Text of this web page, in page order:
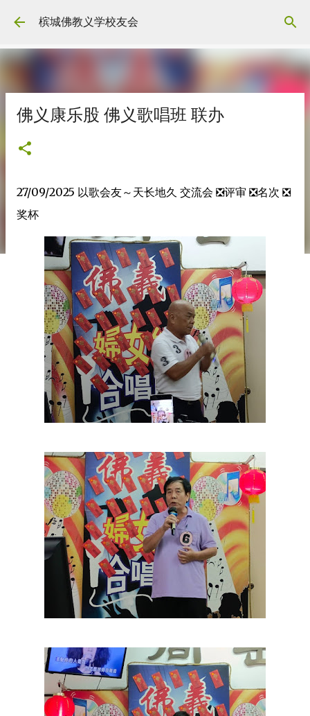
Skip to main content
槟城佛教义学校友会
佛义康乐股 佛义歌唱班 联办
27/09/2025 以歌会友～天长地久 交流会 ❎评审 ❎名次 ❎
奖杯